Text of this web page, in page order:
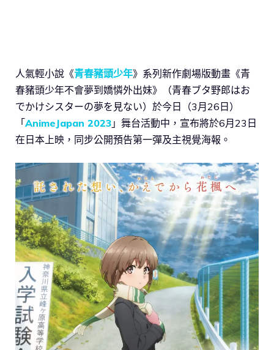
人氣輕小說《青春豬頭少年》系列新作劇場版動畫《青
春豬頭少年不會夢到嬌憐外出妹》（青春ブタ野郎はお
でかけシスターの夢を見ない）於今日（3月26日）
「AnimeJapan 2023 」舞台活動中，宣布將於6月23日
在日本上映，同步公開預告第一彈及主視覺海報。